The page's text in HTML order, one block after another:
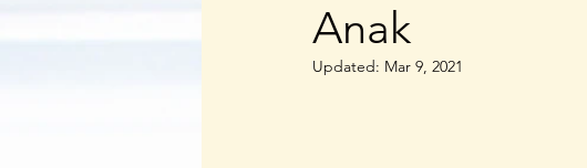
Kabar Regional Perempuan dan Teknologi
Anak
Updated: Mar 9, 2021